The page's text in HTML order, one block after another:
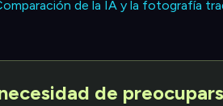
de la IA y la fotografía
de